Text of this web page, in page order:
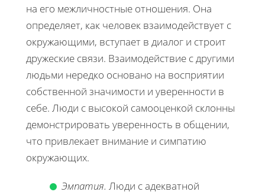
на его межличностные отношения. Она
определяет, как человек взаимодействует с
окружающими, вступает в диалог и строит
дружеские связи. Взаимодействие с другими
людьми нередко основано на восприятии
собственной значимости и уверенности в
себе. Люди с высокой самооценкой склонны
демонстрировать уверенность в общении,
что привлекает внимание и симпатию
окружающих.
Эмпатия. Люди с адекватной